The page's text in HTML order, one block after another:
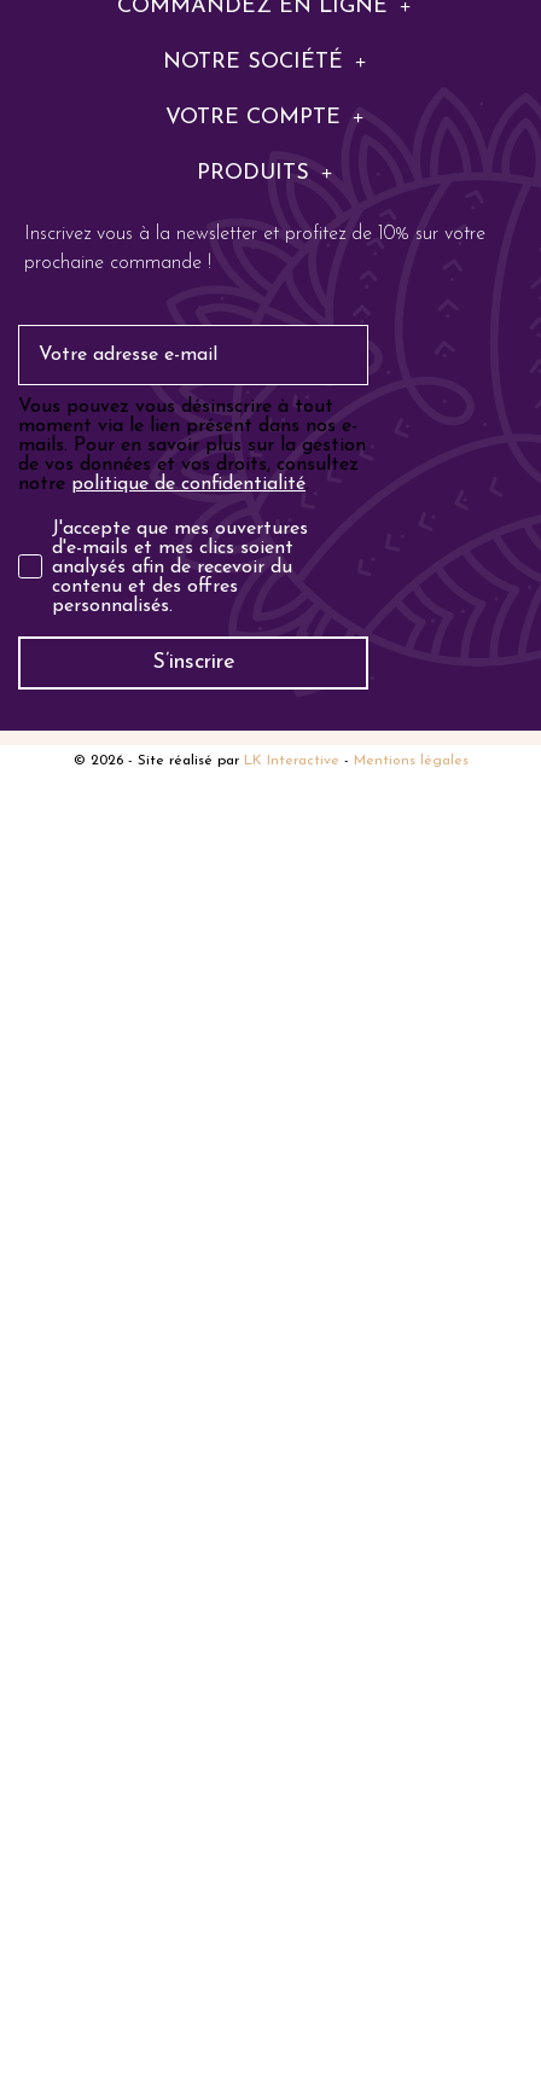
COMMANDEZ EN LIGNE
NOTRE SOCIÉTÉ
VOTRE COMPTE
PRODUITS
Inscrivez vous à la newsletter et profitez de 10% sur votre
prochaine commande !
Vous pouvez vous désinscrire à tout
moment via le lien présent dans nos e-
mails. Pour en savoir plus sur la gestion
de vos données et vos droits, consultez
notre politique de confidentialité.
Analyse email
J'accepte que mes ouvertures
d'e-mails et mes clics soient
analysés afin de recevoir du
contenu et des offres
personnalisés.
S’inscrire
© 2026- Site réalisé par LK Interactive - Mentions légales